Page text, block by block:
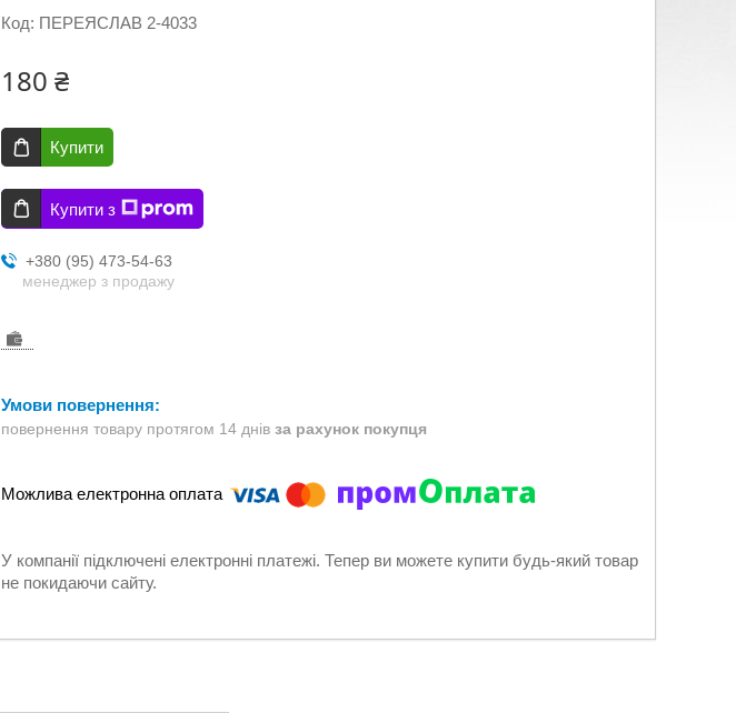
Код: ПЕРЕЯСЛАВ 2-4033
180 ₴
Купити
Купити з
+380 (95) 473-54-63
менеджер з продажу
повернення товару протягом 14 днів за рахунок покупця
У компанії підключені електронні платежі. Тепер ви можете купити будь-який товар
не покидаючи сайту.